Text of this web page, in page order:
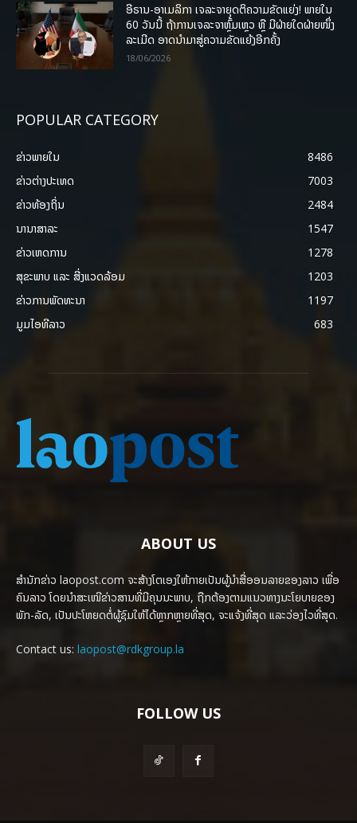
ອີຣານ-ອາເມລິກາ ເຈລະຈາຍຸດຕິຄວາມຂັດແຍ່ງ! ພາຍໃນ
60 ວັນນີ້ ຖ້າການເຈລະຈາຫຼົ້ມເຫຼວ ຫຼື ມີຝ່າຍໃດຝ່າຍໜຶ່ງ
ລະເມີດ ອາດນໍາມາສູ່ຄວາມຂັດແຍ້ງອີກຄັ້ງ
18/06/2026
POPULAR CATEGORY
ຂ່າວພາຍ​ໃນ
8486
ຂ່າວຕ່າງປະເທດ
7003
ຂ່າວທ້ອງຖິ່ນ
2484
ນານາສາລະ
1547
ຂ່າວເຫດການ
1278
ສຸຂະພາບ ແລະ ສີ່ງແວດລ້ອມ
1203
ຂ່າວການພັດທະນາ
1197
ມູມໄອທີລາວ
683
ABOUT US
ສຳນັກຂ່າວ laopost.com ຈະສ້າງໂຕເອງໃຫ້ກາຍເປັນຜູ້ນຳສື່ອອນລາຍຂອງລາວ ເພື່ອ
ຄົນລາວ ໂດຍນຳສະເໜີຂ່າວສານທີ່ມີຄຸນນະພາບ, ຖືກຕ້ອງຕາມແນວທາງນະໂຍບາຍຂອງ
ພັກ-ລັດ, ເປັນປະໂຫຍດຕໍ່ຜູ້ຊົມໃຫ້ໄດ້ຫຼາກຫຼາຍທີ່ສຸດ, ຈະແຈ້ງທີ່ສຸດ ແລະວ່ອງໄວທີ່ສຸດ.
Contact us: laopost@rdkgroup.la
FOLLOW US